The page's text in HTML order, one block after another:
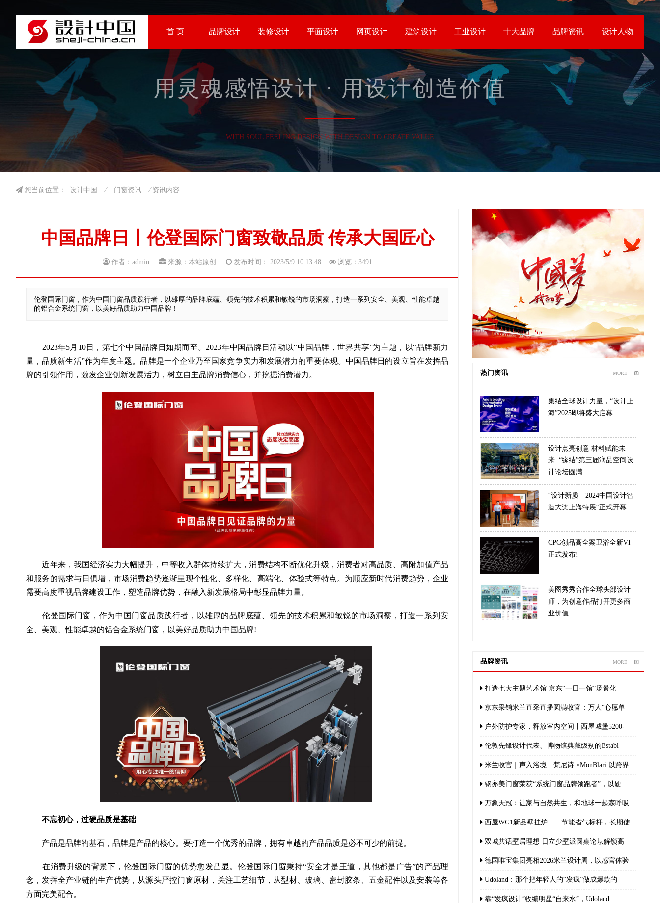
首 页 品牌设计 装修设计 平面设计 网页设计 建筑设计 工业设计 十大品牌 品牌资讯 设计人物
用灵魂感悟设计 · 用设计创造价值
WITH SOUL FEELING DESIGN WITH DESIGN TO CREATE VALUE
您当前位置： 设计中国 ⁄ 门窗资讯 ⁄ 资讯内容
中国品牌日丨伦登国际门窗致敬品质 传承大国匠心
作者：admin 来源：本站原创 发布时间： 2023/5/9 10:13:48 浏览： 3491
伦登国际门窗，作为中国门窗品质践行者，以雄厚的品牌底蕴、领先的技术积累和敏锐的市场洞察，打造一系列安全、美观、性能卓越
的铝合金系统门窗，以美好品质助力中国品牌！
2023年5月10日，第七个中国品牌日如期而至。2023年中国品牌日活动以“中国品牌，世界共享”为主题，以“品牌新力
量，品质新生活”作为年度主题。品牌是一个企业乃至国家竞争实力和发展潜力的重要体现。中国品牌日的设立旨在发挥品
牌的引领作用，激发企业创新发展活力，树立自主品牌消费信心，并挖掘消费潜力。
近年来，我国经济实力大幅提升，中等收入群体持续扩大，消费结构不断优化升级，消费者对高品质、高附加值产品
和服务的需求与日俱增，市场消费趋势逐渐呈现个性化、多样化、高端化、体验式等特点。为顺应新时代消费趋势，企业
需要高度重视品牌建设工作，塑造品牌优势，在融入新发展格局中彰显品牌力量。
伦登国际门窗，作为中国门窗品质践行者，以雄厚的品牌底蕴、领先的技术积累和敏锐的市场洞察，打造一系列安
全、美观、性能卓越的铝合金系统门窗，以美好品质助力中国品牌!
不忘初心，过硬品质是基础
产品是品牌的基石，品牌是产品的核心。要打造一个优秀的品牌，拥有卓越的产品品质是必不可少的前提。
在消费升级的背景下，伦登国际门窗的优势愈发凸显。伦登国际门窗秉持“安全才是王道，其他都是广告”的产品理
念，发挥全产业链的生产优势，从源头严控门窗原材，关注工艺细节，从型材、玻璃、密封胶条、五金配件以及安装等各
方面完美配合。
热门资讯 MORE
集结全球设计力量，“设计上
海”2025即将盛大启幕
设计点亮创意 材料赋能未
来 “缘结”第三届润品空间设
计论坛圆满
“设计新质—2024中国设计智
造大奖上海特展”正式开幕
CPG创品高全案卫浴全新VI
正式发布!
美图秀秀合作全球头部设计
师，为创意作品打开更多商
业价值
品牌资讯 MORE
打造七大主题艺术馆 京东“一日一馆”场景化
京东采销米兰直采直播圆满收官：万人“心愿单
户外防护专家，释放室内空间丨西屋城堡5200-
伦敦先锋设计代表、博物馆典藏级别的Establ
米兰收官｜声入浴境，梵尼诗 ×MonBlari 以跨界
钢亦美门窗荣获“系统门窗品牌领跑者”，以硬
万象天冠：让家与自然共生，和地球一起森呼吸
西屋WG1新品壁挂炉——节能省气标杆，长期使
双城共话墅居理想 日立少墅派圆桌论坛解锁高
德国唯宝集团亮相2026米兰设计周，以感官体验
Udoland：那个把年轻人的“发疯”做成爆款的
靠“发疯设计”收编明星“自来水”，Udoland